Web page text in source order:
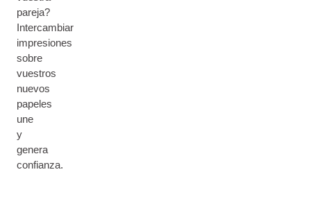
pareja?
Intercambiar
impresiones
sobre
vuestros
nuevos
papeles
une
y
genera
confianza.